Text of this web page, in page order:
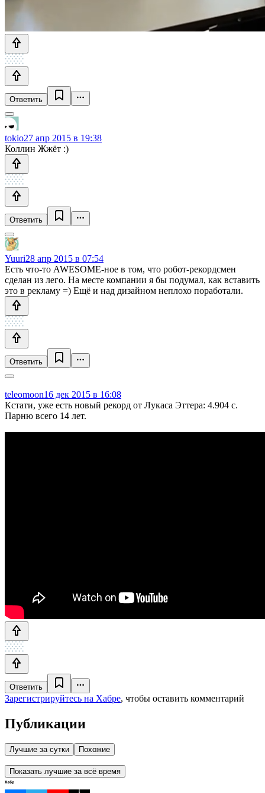
Ответить
tokio27 апр 2015 в 19:38
Коллин Жжёт :)
Ответить
Yuuri28 апр 2015 в 07:54
Есть что-то AWESOME-ное в том, что робот-рекордсмен
сделан из лего. На месте компании я бы подумал, как вставить
это в рекламу =) Ещё и над дизайном неплохо поработали.
Ответить
teleomoon16 дек 2015 в 16:08
Кстати, уже есть новый рекорд от Лукаса Эттера: 4.904 с.
Парню всего 14 лет.
Ответить
Зарегистрируйтесь на Хабре, чтобы оставить комментарий
Публикации
Лучшие за сутки Похожие
Показать лучшие за всё время